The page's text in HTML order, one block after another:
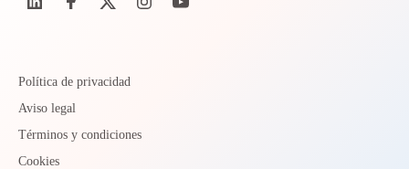
Política de privacidad
Aviso legal
Términos y condiciones
Cookies